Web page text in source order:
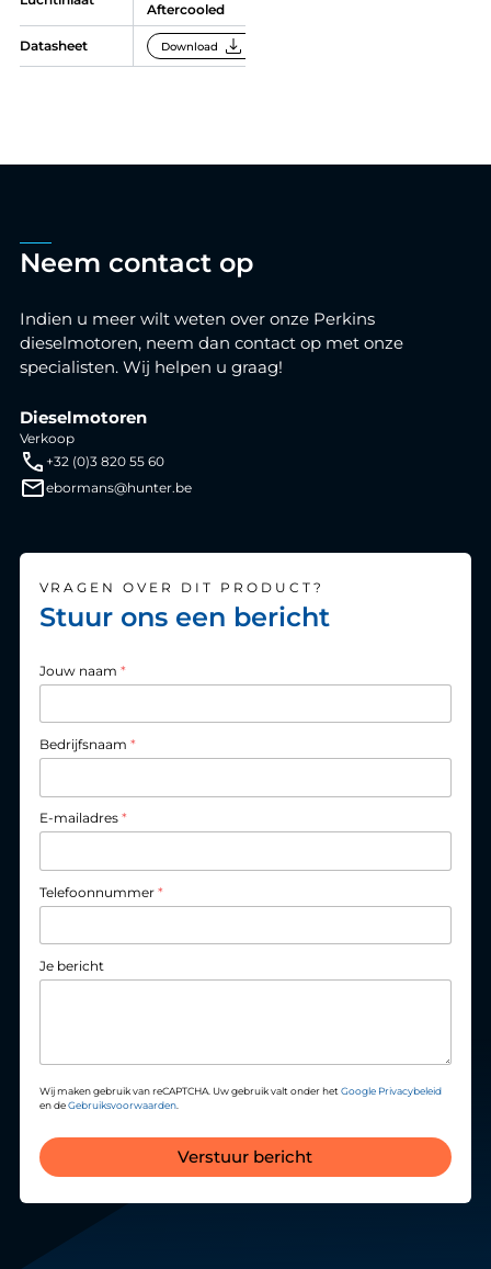
Aftercooled
Datasheet Download download
Neem contact op
Indien u meer wilt weten over onze Perkins
dieselmotoren, neem dan contact op met onze
specialisten. Wij helpen u graag!
Dieselmotoren
Verkoop
+32 (0)3 820 55 60
ebormans@hunter.be
VRAGEN OVER DIT PRODUCT?
Stuur ons een bericht
Jouw naam *
Bedrijfsnaam *
E-mailadres *
Telefoonnummer *
Je bericht
Wij maken gebruik van reCAPTCHA. Uw gebruik valt onder het Google Privacybeleid
en deGebruiksvoorwaarden.
Verstuur bericht